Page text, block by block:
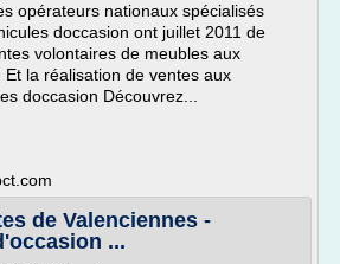
opérateurs nationaux spécialisés
doccasion ont juillet 2011 de
volontaires de meubles aux
la réalisation de ventes aux
doccasion Découvrez...
de Valenciennes -
...